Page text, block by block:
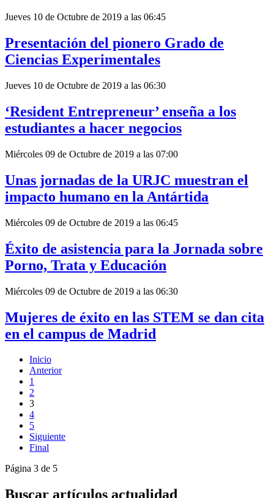
Jueves 10 de Octubre de 2019 a las 06:45
Presentación del pionero Grado de
Ciencias Experimentales
Jueves 10 de Octubre de 2019 a las 06:30
‘Resident Entrepreneur’ enseña a los
estudiantes a hacer negocios
Miércoles 09 de Octubre de 2019 a las 07:00
Unas jornadas de la URJC muestran el
impacto humano en la Antártida
Miércoles 09 de Octubre de 2019 a las 06:45
Éxito de asistencia para la Jornada sobre
Porno, Trata y Educación
Miércoles 09 de Octubre de 2019 a las 06:30
Mujeres de éxito en las STEM se dan cita
en el campus de Madrid
Inicio
Anterior
1
2
3
4
5
Siguiente
Final
Página 3 de 5
Buscar artículos actualidad